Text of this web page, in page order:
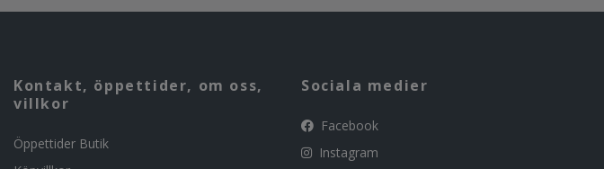
Kontakt, öppettider, om oss,
villkor
Öppettider Butik
Sociala medier
Facebook
Instagram